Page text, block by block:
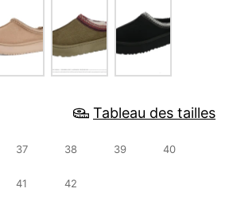
Tableau des tailles
37 38 39 40
41 42